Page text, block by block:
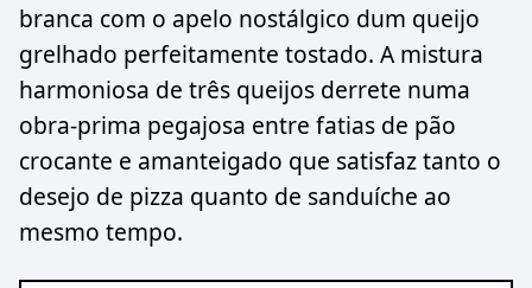
branca com o apelo nostálgico dum queijo
grelhado perfeitamente tostado. A mistura
harmoniosa de três queijos derrete numa
obra-prima pegajosa entre fatias de pão
crocante e amanteigado que satisfaz tanto o
desejo de pizza quanto de sanduíche ao
mesmo tempo.